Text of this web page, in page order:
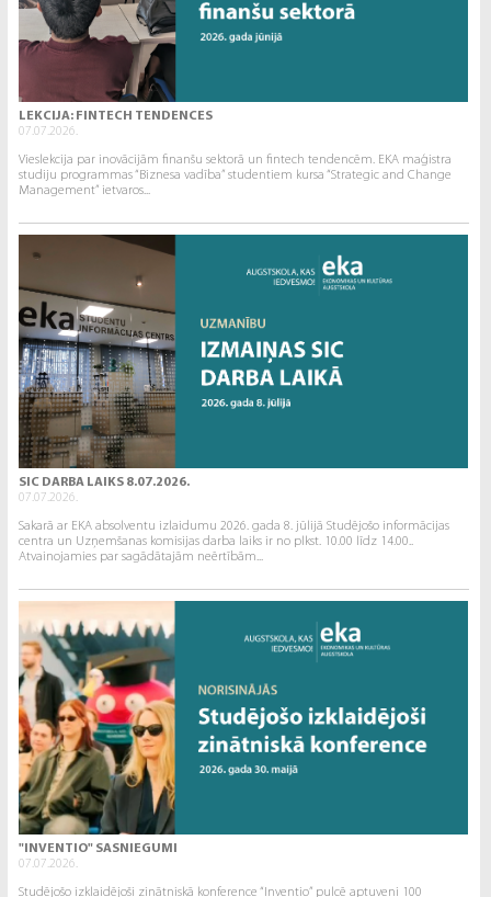
LEKCIJA: FINTECH TENDENCES
07.07.2026.
Vieslekcija par inovācijām finanšu sektorā un fintech tendencēm. EKA maģistra
studiju programmas “Biznesa vadība” studentiem kursa “Strategic and Change
Management” ietvaros...
SIC DARBA LAIKS 8.07.2026.
07.07.2026.
Sakarā ar EKA absolventu izlaidumu 2026. gada 8. jūlijā Studējošo informācijas
centra un Uzņemšanas komisijas darba laiks ir no plkst. 10.00 līdz 14.00..
Atvainojamies par sagādātajām neērtībām...
"INVENTIO" SASNIEGUMI
07.07.2026.
Studējošo izklaidējoši zinātniskā konference “Inventio” pulcē aptuveni 100